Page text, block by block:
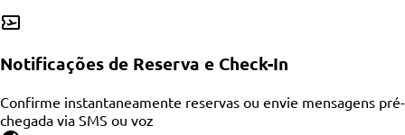
Notificações de Reserva e Check-In
Confirme instantaneamente reservas ou envie mensagens pré-
chegada via SMS ou voz